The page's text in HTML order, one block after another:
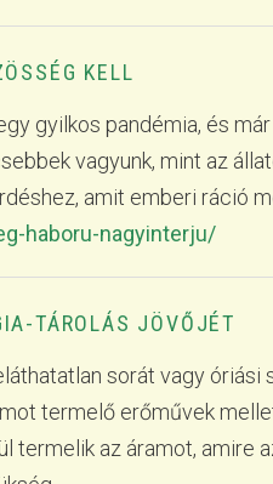
KELL
gyilkos pandémia, és
vagyunk, mint az
amit emberi ráció
haboru-nagyinterju/
TÁROLÁS JÖVŐJÉT
sorát vagy
termelő erőművek
termelik az áramot, amire